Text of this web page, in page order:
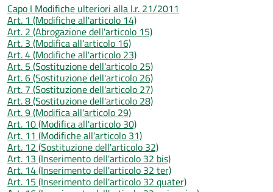
Capo I Modifiche ulteriori alla l.r. 21/2011
Art. 1 (Modifiche all'articolo 14)
Art. 2 (Abrogazione dell'articolo 15)
Art. 3 (Modifica all'articolo 16)
Art. 4 (Modifiche all'articolo 23)
Art. 5 (Sostituzione dell'articolo 25)
Art. 6 (Sostituzione dell'articolo 26)
Art. 7 (Sostituzione dell'articolo 27)
Art. 8 (Sostituzione dell'articolo 28)
Art. 9 (Modifica all'articolo 29)
Art. 10 (Modifica all'articolo 30)
Art. 11 (Modifiche all'articolo 31)
Art. 12 (Sostituzione dell'articolo 32)
Art. 13 (Inserimento dell'articolo 32 bis)
Art. 14 (Inserimento dell'articolo 32 ter)
Art. 15 (Inserimento dell'articolo 32 quater)